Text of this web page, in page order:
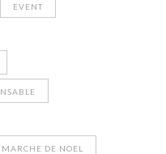
EVENT
MARCHE DE NOEL